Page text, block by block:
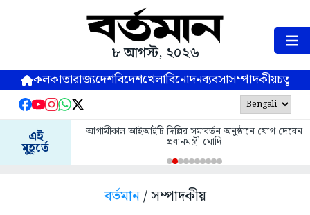
৮ আগস্ট, ২০২৬
কলকাতারাজ্যদেশবিদেশখেলাবিনোদনব্যবসাসম্পাদকীয়
এই
মুহূর্তে
আগামীকাল আইআইটি দিল্লির সমাবর্তন অনুষ্ঠানে যোগ দেবেন
প্রধানমন্ত্রী মোদি
বর্তমান/ সম্পাদকীয়